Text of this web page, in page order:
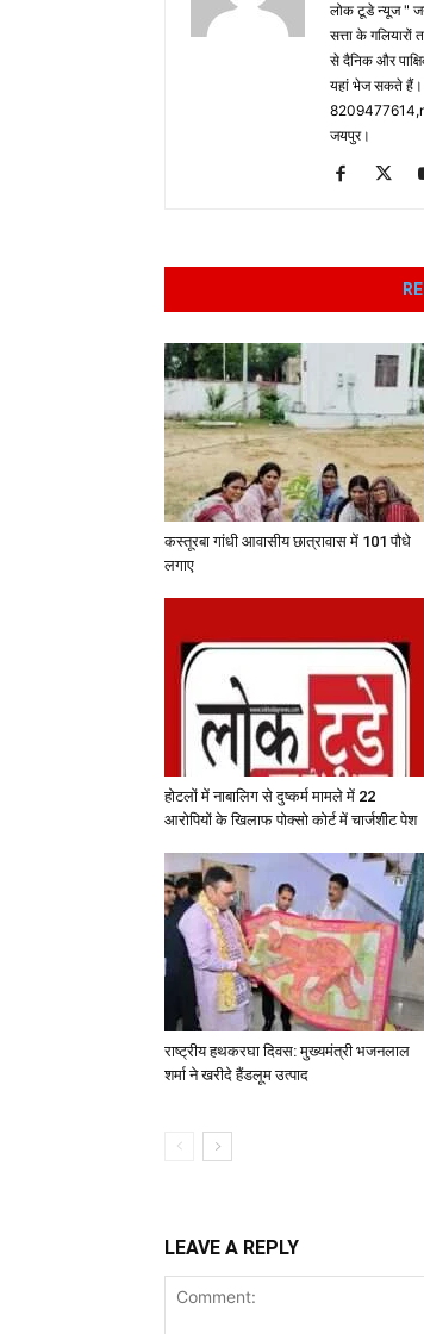
लोक टूडे न्यूज "
सत्ता के गलियारों
से दैनिक और
यहां भेज सकते
जयपुर।
कस्तूरबा गांधी आवासीय छात्रावास में 101 पौधे
लगाए
होटलों में नाबालिग से दुष्कर्म मामले में 22
आरोपियों के खिलाफ पोक्सो कोर्ट में चार्जशीट पेश
राष्ट्रीय हथकरघा दिवस: मुख्यमंत्री भजनलाल
शर्मा ने खरीदे हैंडलूम उत्पाद
LEAVE A REPLY